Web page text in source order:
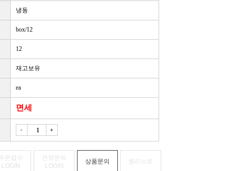
냉동
box/12
12
재고보유
ea
면세
- +
주문접수
LOGIN
견적문의
LOGIN
상품문의 찜리스트